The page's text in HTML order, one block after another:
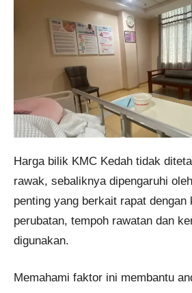
Harga bilik KMC Kedah tidak
rawak, sebaliknya dipengaruhi
penting yang berkait rapat dengan
perubatan, tempoh rawatan dan
digunakan.
Memahami faktor ini membantu